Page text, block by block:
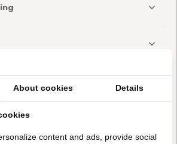
jou
About cookies Details
content and ads, provide social